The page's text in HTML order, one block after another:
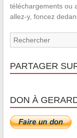
téléchargements ou
allez-y, foncez
PARTAGER
DON À